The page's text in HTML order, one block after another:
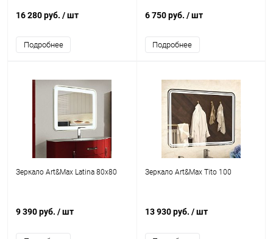
16 280 руб. / шт
Подробнее
6 750 руб. / шт
Подробнее
Зеркало Art&Max Latina 80х80
9 390 руб. / шт
Зеркало Art&Max Tito 100
13 930 руб. / шт